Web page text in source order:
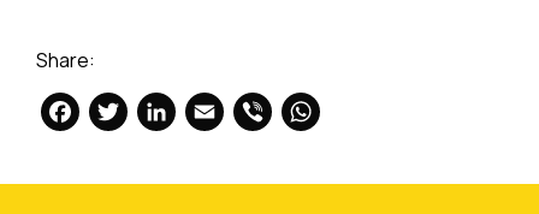
Share:
Facebook
Twitter
LinkedIn
Email
Viber